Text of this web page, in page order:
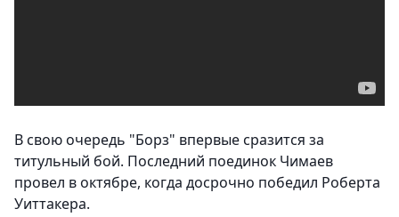
В свою очередь "Борз" впервые сразится за
титульный бой. Последний поединок Чимаев
провел в октябре, когда досрочно победил Роберта
Уиттакера.